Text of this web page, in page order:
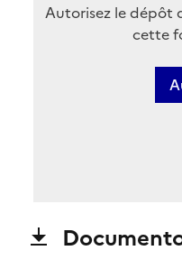
Autorisez le dépôt
cette